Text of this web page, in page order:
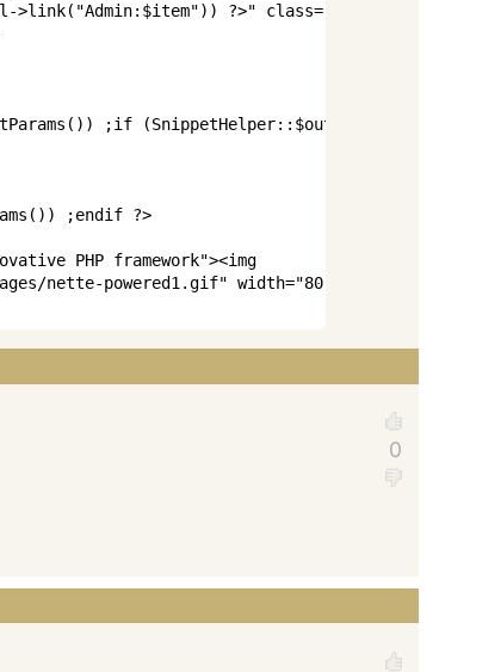
>link( "Admin: $item")) ?>" class="ajax">
;if (SnippetHelper::$outputAllowed) { ?>
;endif ?>
PHP framework"><img
nette-powered1.gif" width="80